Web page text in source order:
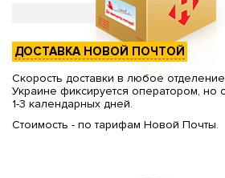
ДОСТАВКА НОВОЙ ПОЧТОЙ
Скорость доставки в любое
Украине фиксируется оператором,
1-3 календарных дней.
Стоимость - по тарифам Новой Почты.